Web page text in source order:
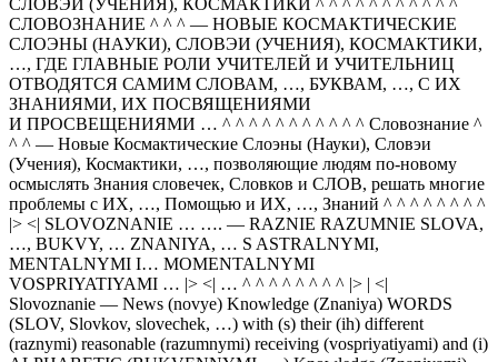
СЛОВЭИ (УЧЕНИЯ), КОСМАКТИКИ ^ ^ ^ ^ ^ ^ ^ ^ ^ ^ ^
СЛОВОЗНАНИЕ ^ ^ ^ — НОВЫЕ КОСМАКТИЧЕСКИЕ
СЛОЭНЫ (НАУКИ), СЛОВЭИ (УЧЕНИЯ), КОСМАКТИКИ,
…, ГДЕ ГЛАВНЫЕ РОЛИ УЧИТЕЛЕЙ И УЧИТЕЛЬНИЦ
ОТВОДЯТСЯ САМИМ СЛОВАМ, …, БУКВАМ, …, С ИХ
ЗНАНИЯМИ, ИХ ПОСВЯЩЕНИЯМИ
И ПРОСВЕЩЕНИЯМИ … ^ ^ ^ ^ ^ ^ ^ ^ ^ ^ ^ Словознание ^
^ ^ — Новые Космактические Слоэны (Науки), Словэи
(Учения), Космактики, …, позволяющие людям по-новому
осмыслять Знания словечек, Словков и СЛОВ, решать многие
проблемы с ИХ, …, Помощью и ИХ, …, Знаний ^ ^ ^ ^ ^ ^ ^ ^
|> <| SLOVOZNANIE … …. — RAZNIE RAZUMNIE SLOVA,
…, BUKVY, … ZNANIYA, … S ASTRALNYMI,
MENTALNYMI I… MOMENTALNYMI
VOSPRIYATIYAMI … |> <| … ^ ^ ^ ^ ^ ^ ^ ^ |> | <|
Slovoznanie — News (novye) Knowledge (Znaniya) WORDS
(SLOV, Slovkov, slovechek, …) with (s) their (ih) different
(raznymi) reasonable (razumnymi) receiving (vospriyatiyami) and (i)